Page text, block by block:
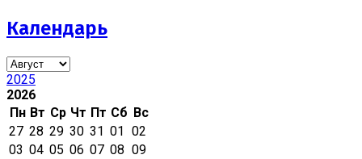
Календарь
2025
2026
Пн Вт Ср Чт Пт Сб Вс
27 28 29 30 31 01 02
03 04 05 06 07 08 09